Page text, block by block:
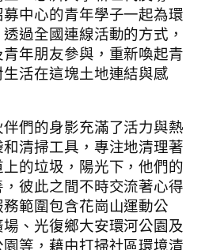
中心的青年學子一起為環
過全國連線活動的方式，
年朋友參與，重新喚起青
活在這塊土地連結與感
們的身影充滿了活力與熱
清掃工具，專注地清理著
的垃圾，陽光下，他們的
彼此之間不時交流著心得
範圍包含花崗山運動公
、光復鄉大安環河公園及
等，藉由打掃社區環境清